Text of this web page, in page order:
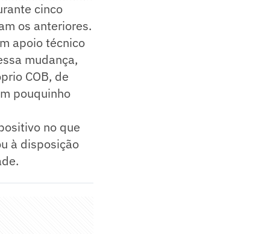
cinco
os anteriores.
apoio técnico
mudança,
COB, de
pouquinho
no que
à disposição